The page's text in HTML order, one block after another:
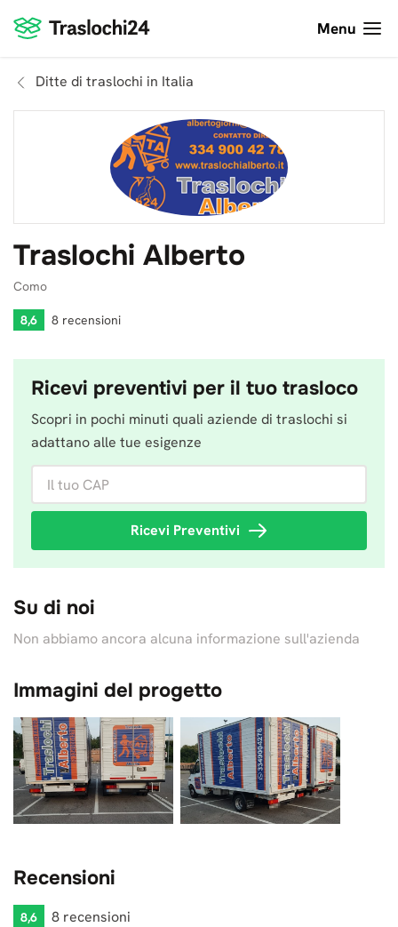
Menu
Ditte di traslochi in Italia
Traslochi Alberto
Como
8,6 8 recensioni
Ricevi preventivi per il tuo trasloco
Scopri in pochi minuti quali aziende di traslochi si
adattano alle tue esigenze
Il tuo CAP
Ricevi Preventivi
Su di noi
Non abbiamo ancora alcuna informazione sull'azienda
Immagini del progetto
Recensioni
8,6 8 recensioni